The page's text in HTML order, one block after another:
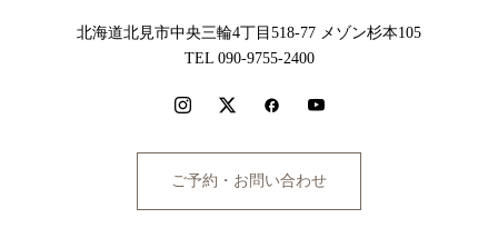
北海道北見市中央三輪4丁目518-77 メゾン杉本105
TEL 090-9755-2400
ご予約・お問い合わせ